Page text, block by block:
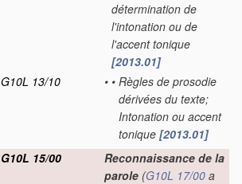
détermination de
l'intonation ou de
l'accent tonique
[2013.01]
G10L 13/10
• • Règles de prosodie
dérivées du texte;
Intonation ou accent
tonique [2013.01]
G10L 15/00
Reconnaissance de la
parole (G10L 17/00 a